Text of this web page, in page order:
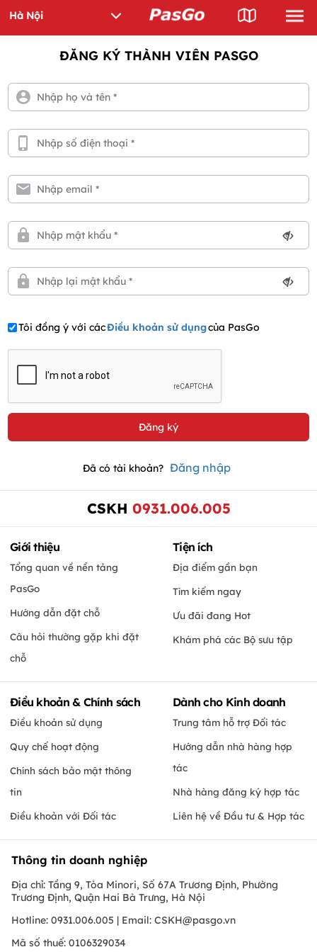
ĐĂNG KÝ THÀNH VIÊN PASGO
Tôi đồng ý với cácĐiều khoản sử dụngcủa PasGo
Đã có tài khoản? Đăng nhập
CSKH 0931.006.005
Giới thiệu
Tổng quan về nền tảng
PasGo
Hướng dẫn đặt chỗ
Câu hỏi thường gặp khi đặt
chỗ
Tiện ích
Địa điểm gần bạn
Tìm kiếm ngay
Ưu đãi đang Hot
Khám phá các Bộ sưu tập
Điều khoản & Chính sách
Điều khoản sử dụng
Quy chế hoạt động
Chính sách bảo mật thông
tin
Điều khoản với Đối tác
Dành cho Kinh doanh
Trung tâm hỗ trợ Đối tác
Hướng dẫn nhà hàng hợp
tác
Nhà hàng đăng ký hợp tác
Liên hệ về Đầu tư & Hợp tác
Thông tin doanh nghiệp
Địa chỉ: Tầng 9, Tòa Minori, Số 67A Trương Định, Phường
Trương Định, Quận Hai Bà Trưng, Hà Nội
Hotline: 0931.006.005 | Email: CSKH@pasgo.vn
Mã số thuế: 0106329034